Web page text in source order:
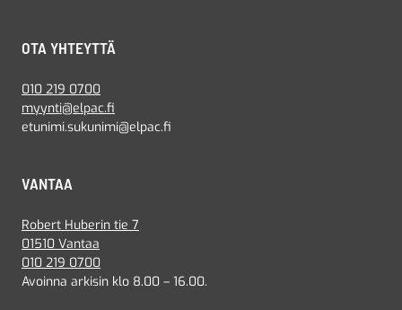
OTA YHTEYTTÄ
010 219 0700
myynti@elpac.fi
etunimi.sukunimi@elpac.fi
VANTAA
Robert Huberin tie 7
01510 Vantaa
010 219 0700
Avoinna arkisin klo 8.00 – 16.00.